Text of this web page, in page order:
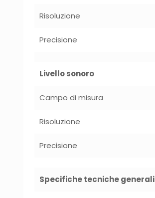
Risoluzione
Precisione
Livello sonoro
Campo di misura
Risoluzione
Precisione
Specifiche tecniche generali